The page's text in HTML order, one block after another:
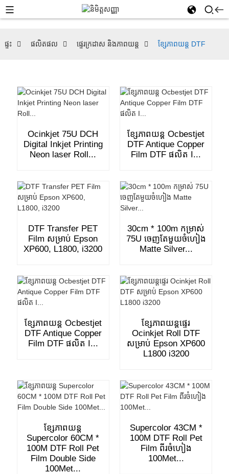
ផ្ទះ ផលិតផល ផ្ទេរក្រដាស និងភាពយន្ត ខ្សែភាពយន្ត DTF
Ocinkjet 75U DCH
Digital Inkjet Printing
Neon laser Roll...
ខ្សែភាពយន្ត Ocbestjet
DTF Antique Copper
Film DTF ផលិត I...
DTF Transfer PET
Film សម្រាប់ Epson
XP600, L1800, i3200
30cm * 100m កម្រាស់
75U ចេញតែមួយចំហៀង
Matte Silver...
ខ្សែភាពយន្ត Ocbestjet
DTF Antique Copper
Film DTF ផលិត I...
ខ្សែភាពយន្តផ្ទេរ
Ocinkjet Roll DTF
សម្រាប់ Epson XP600
L1800 i3200
ខ្សែភាពយន្ត
Supercolor 60CM *
100M DTF Roll Pet
Film Double Side
100Met...
Supercolor 43CM *
100M DTF Roll Pet
Film ពីរចំហៀង
100Met...